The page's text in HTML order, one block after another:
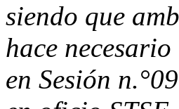
siendo que
hace
en Sesión